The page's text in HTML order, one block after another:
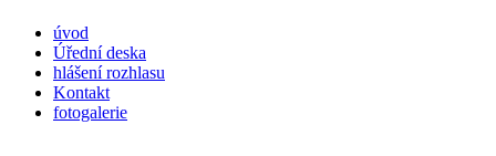
úvod
Úřední deska
hlášení rozhlasu
Kontakt
fotogalerie